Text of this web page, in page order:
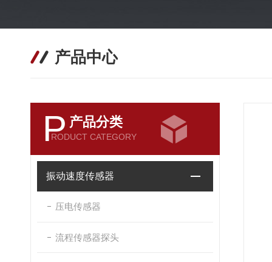
产品中心
P 产品分类
RODUCT CATEGORY
振动速度传感器
压电传感器
流程传感器探头